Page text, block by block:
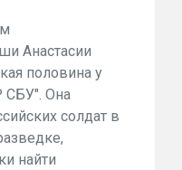
Анастасии
половина у
СБУ". Она
солдат в
найти